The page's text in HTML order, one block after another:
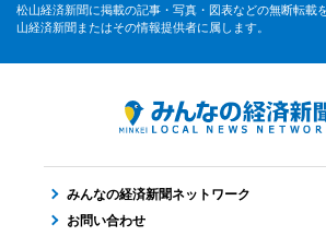
松山経済新聞に掲載の記事・写真・図表などの無断転載
山経済新聞またはその情報提供者に属します。
みんなの経済新聞ネットワーク
お問い合わせ